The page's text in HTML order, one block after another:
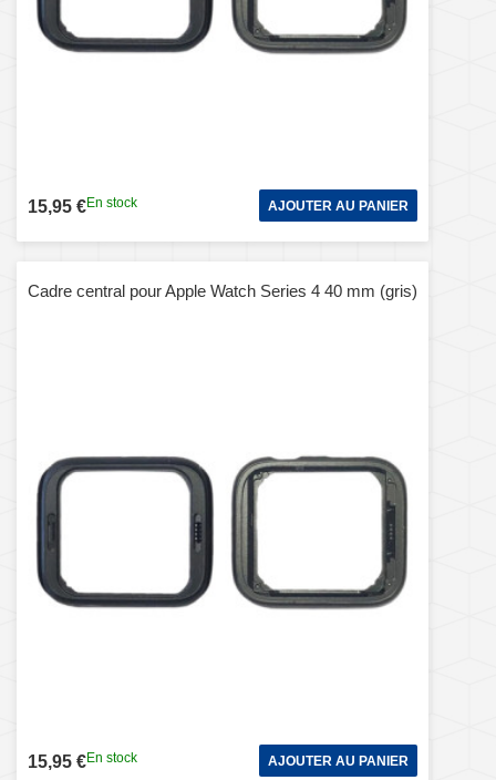
15,95 €En stock AJOUTER AU PANIER
Cadre central pour Apple Watch Series 4 40 mm (gris)
15,95 €En stock AJOUTER AU PANIER